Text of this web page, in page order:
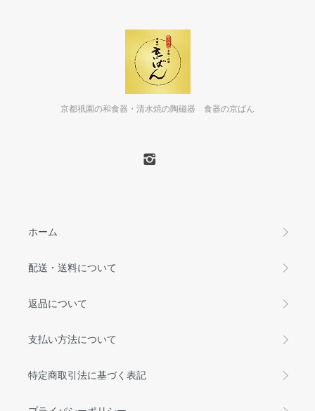
京都祇園の和食器・清水焼の陶磁器 食器の京ばん
ホーム
配送・送料について
返品について
支払い方法について
特定商取引法に基づく表記